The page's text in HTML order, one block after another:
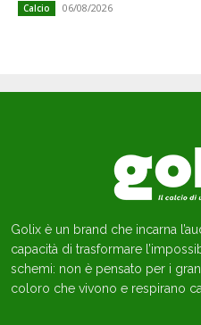
Calcio 06/08/2026
Golix è un brand che incarna
capacità di trasformare
schemi: non è pensato per i
coloro che vivono e respirano